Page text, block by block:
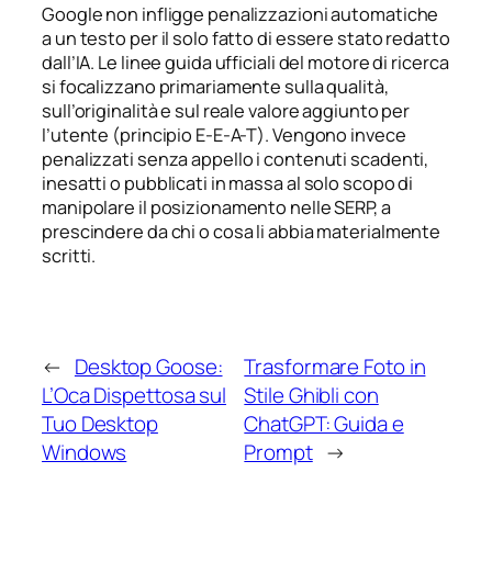
Google non infligge penalizzazioni automatiche
a un testo per il solo fatto di essere stato redatto
dall’IA. Le linee guida ufficiali del motore di ricerca
si focalizzano primariamente sulla qualità,
sull’originalità e sul reale valore aggiunto per
l’utente (principio E-E-A-T). Vengono invece
penalizzati senza appello i contenuti scadenti,
inesatti o pubblicati in massa al solo scopo di
manipolare il posizionamento nelle SERP, a
prescindere da chi o cosa li abbia materialmente
scritti.
← Desktop Goose:
L’Oca Dispettosa sul
Tuo Desktop
Windows
Trasformare Foto in
Stile Ghibli con
ChatGPT: Guida e
Prompt →